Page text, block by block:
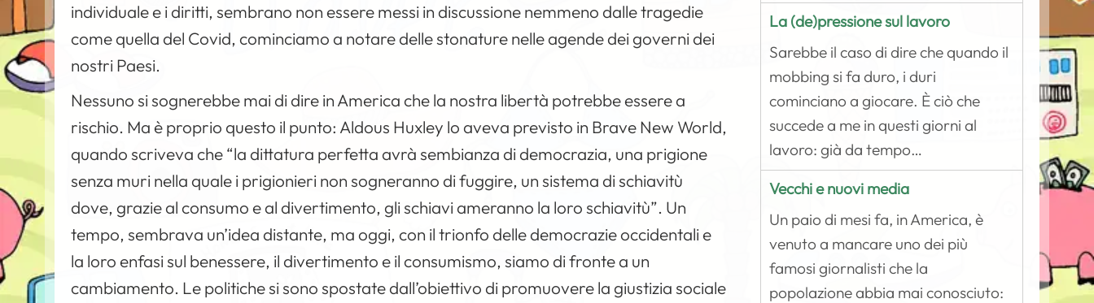
individuale e i diritti, sembrano non essere messi in discussione nemmeno dalle tragedie
come quella del Covid, cominciamo a notare delle stonature nelle agende dei governi dei
nostri Paesi.
Nessuno si sognerebbe mai di dire in America che la nostra libertà potrebbe essere a
rischio. Ma è proprio questo il punto: Aldous Huxley lo aveva previsto in Brave New World,
quando scriveva che “la dittatura perfetta avrà sembianza di democrazia, una prigione
senza muri nella quale i prigionieri non sogneranno di fuggire, un sistema di schiavitù
dove, grazie al consumo e al divertimento, gli schiavi ameranno la loro schiavitù”. Un
tempo, sembrava un’idea distante, ma oggi, con il trionfo delle democrazie occidentali e
la loro enfasi sul benessere, il divertimento e il consumismo, siamo di fronte a un
cambiamento. Le politiche si sono spostate dall’obiettivo di promuovere la giustizia sociale
La (de)pressione sul lavoro
Sarebbe il caso di dire che quando il
mobbing si fa duro, i duri
cominciano a giocare. È ciò che
succede a me in questi giorni al
lavoro: già da tempo…
Vecchi e nuovi media
Un paio di mesi fa, in America, è
venuto a mancare uno dei più
famosi giornalisti che la
popolazione abbia mai conosciuto: